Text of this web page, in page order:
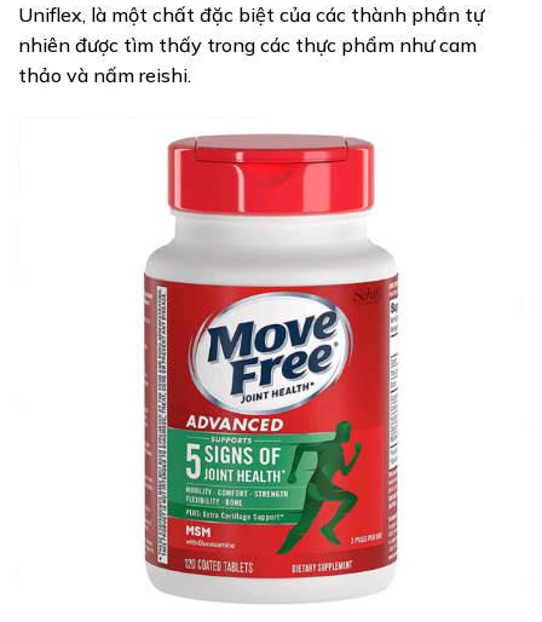
Uniflex, là một chất đặc biệt của các thành phần tự
nhiên được tìm thấy trong các thực phẩm như cam
thảo và nấm reishi.